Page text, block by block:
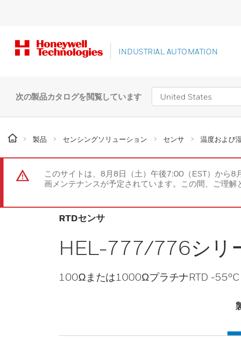
INDUSTRIAL AUTOMATION
次の製品カタログを閲覧しています
製品 センシングソリューション センサ 温度および
このサイトは、8月8日（土）午後7:00（EST）から
画メンテナンスが予定されています。この間、ご理解
RTDセンサ
HEL-777/776シリ
100Ωまたは1000ΩプラチナRTD -